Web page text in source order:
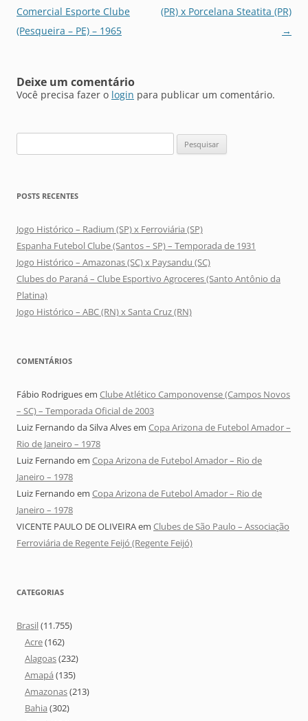
de
posts
Comercial Esporte Clube
(Pesqueira – PE) – 1965
(PR) x Porcelana Steatita (PR)
→
Deixe um comentário
Você precisa fazer o login para publicar um comentário.
por:
POSTS RECENTES
Jogo Histórico – Radium (SP) x Ferroviária (SP)
Espanha Futebol Clube (Santos – SP) – Temporada de 1931
Jogo Histórico – Amazonas (SC) x Paysandu (SC)
Clubes do Paraná – Clube Esportivo Agroceres (Santo Antônio da
Platina)
Jogo Histórico – ABC (RN) x Santa Cruz (RN)
COMENTÁRIOS
Fábio Rodriguesem Clube Atlético Camponovense (Campos Novos
– SC) – Temporada Oficial de 2003
Luiz Fernando da Silva Alvesem Copa Arizona de Futebol Amador –
Rio de Janeiro – 1978
Luiz Fernando em Copa Arizona de Futebol Amador – Rio de
Janeiro – 1978
Luiz Fernando em Copa Arizona de Futebol Amador – Rio de
Janeiro – 1978
VICENTE PAULO DE OLIVEIRAem Clubes de São Paulo – Associação
Ferroviária de Regente Feijó (Regente Feijó)
CATEGORIAS
Brasil(11.755)
Acre(162)
Alagoas(232)
Amapá (135)
Amazonas(213)
Bahia (302)